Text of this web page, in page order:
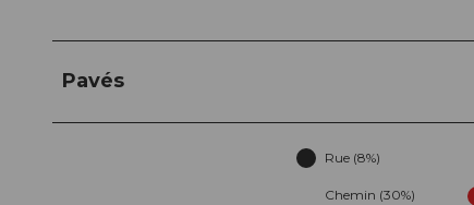
Pavés
Rue (8%)
Chemin (30%)